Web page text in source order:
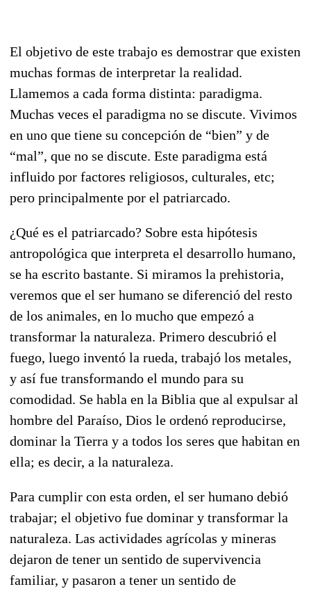
El objetivo de este trabajo es demostrar que existen
muchas formas de interpretar la realidad.
Llamemos a cada forma distinta: paradigma.
Muchas veces el paradigma no se discute. Vivimos
en uno que tiene su concepción de “bien” y de
“mal”, que no se discute. Este paradigma está
influido por factores religiosos, culturales, etc;
pero principalmente por el patriarcado.
¿Qué es el patriarcado? Sobre esta hipótesis
antropológica que interpreta el desarrollo humano,
se ha escrito bastante. Si miramos la prehistoria,
veremos que el ser humano se diferenció del resto
de los animales, en lo mucho que empezó a
transformar la naturaleza. Primero descubrió el
fuego, luego inventó la rueda, trabajó los metales,
y así fue transformando el mundo para su
comodidad. Se habla en la Biblia que al expulsar al
hombre del Paraíso, Dios le ordenó reproducirse,
dominar la Tierra y a todos los seres que habitan en
ella; es decir, a la naturaleza.
Para cumplir con esta orden, el ser humano debió
trabajar; el objetivo fue dominar y transformar la
naturaleza. Las actividades agrícolas y mineras
dejaron de tener un sentido de supervivencia
familiar, y pasaron a tener un sentido de